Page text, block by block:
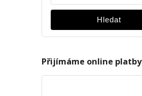
Hledat
Přijímáme online platby